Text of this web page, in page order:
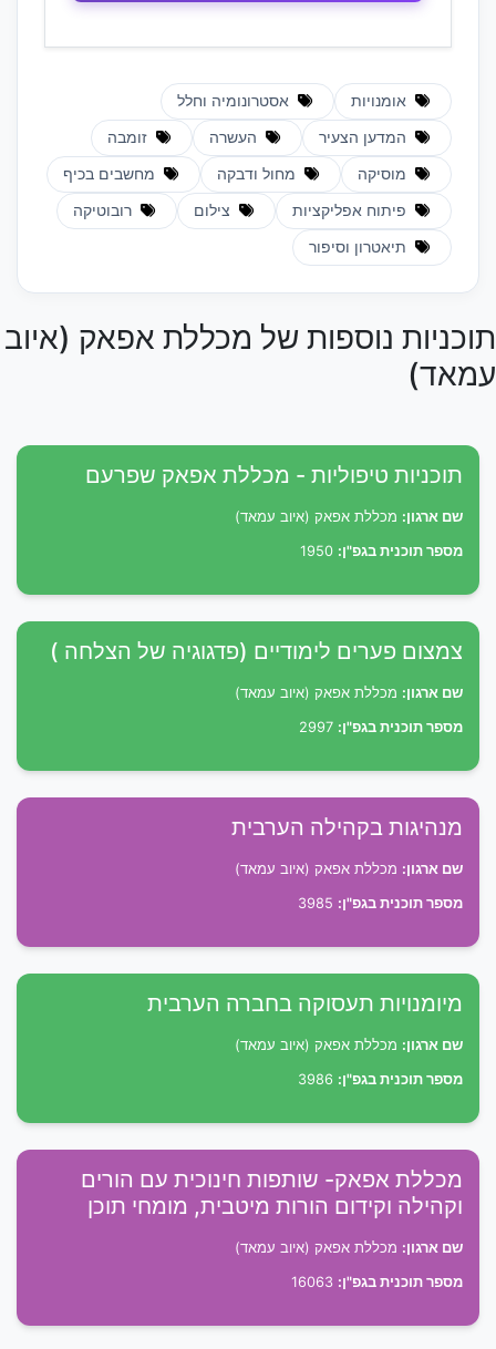
אומנויות אסטרונומיה וחלל
המדען הצעיר העשרה זומבה
מוסיקה מחול ודבקה מחשבים בכיף
פיתוח אפליקציות צילום רובוטיקה
תיאטרון וסיפור
תוכניות נוספות של מכללת אפאק (איוב
עמאד)
תוכניות טיפוליות - מכללת אפאק שפרעם
שם ארגון: מכללת אפאק (איוב עמאד)
מספר תוכנית בגפ"ן:
צמצום פערים לימודיים (פדגוגיה של הצלחה )
שם ארגון: מכללת אפאק (איוב עמאד)
מספר תוכנית בגפ"ן:
מנהיגות בקהילה הערבית
שם ארגון: מכללת אפאק (איוב עמאד)
מספר תוכנית בגפ"ן:
מיומנויות תעסוקה בחברה הערבית
שם ארגון: מכללת אפאק (איוב עמאד)
מספר תוכנית בגפ"ן:
מכללת אפאק- שותפות חינוכית עם הורים
וקהילה וקידום הורות מיטבית, מומחי תוכן
שם ארגון: מכללת אפאק (איוב עמאד)
מספר תוכנית בגפ"ן: